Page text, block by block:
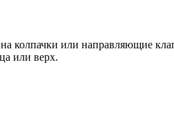
или направляющие
или верх.